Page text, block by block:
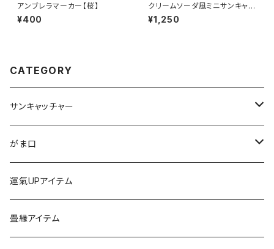
アンブレラマーカー【桜】
¥400
クリームソーダ風ミニサンキャッ
チャーチャーム
¥1,250
CATEGORY
サンキャッチャー
ストラップ
チャーム
バッグチャーム
がま口
ちびがま
カードケース
運氣UPアイテム
畳縁アイテム